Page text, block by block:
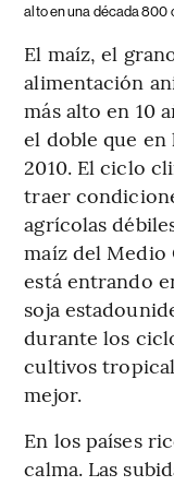
alto en una década 800
El maíz, el
alimentación
más alto en 10
el doble que en
2010. El ciclo
traer
agrícolas
maíz del Medio
está entrando
soja
durante los
cultivos
mejor.
En los países
calma. Las